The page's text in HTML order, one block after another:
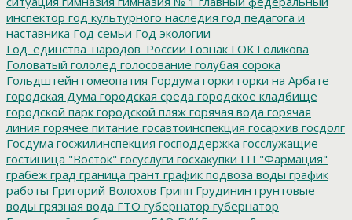
инспектор год культурного наследия год педагога и
наставника Год семьи Год экологии
Год_единства_народов_России Гознак ГОК Голикова
Головатый гололед голосование голубая сорока
Гольдштейн гомеопатия Гордума горки горки на Арбате
городская Дума городская среда городское кладбище
городской парк городской пляж горячая вода горячая
линия горячее питание госавтоинспекция госархив госдолг
Госдума госжилинспекция господдержка госслужащие
гостиница "Восток" госуслуги госхакупки ГП "Фармация"
грабеж град граница грант график подвоза воды график
работы Григорий Волохов Грипп Грудинин грунтовые
воды грязная вода ГТО губернатор губернатор